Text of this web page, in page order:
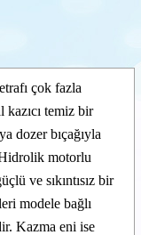
English
çok fazla
temiz bir
dozer bıçağıyla
motorlu
ve sıkıntısız bir
modele bağlı
Kazma eni ise